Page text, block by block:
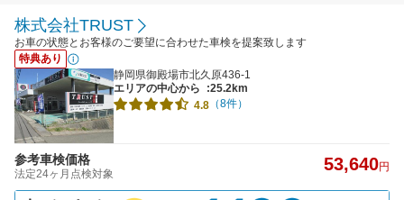
株式会社TRUST
お車の状態とお客様のご要望に合わせた車検を提案致します
特典あり
静岡県御殿場市北久原436-1
エリアの中心から
:25.2km
4.8 （8件）
参考車検価格
法定24ヶ月点検対象 53,640円